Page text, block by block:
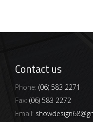
Contact us
Phone: (06) 583 2271
Fax: (06) 583 2272
Email: